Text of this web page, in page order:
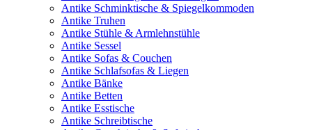
Antike Schminktische & Spiegelkommoden
Antike Truhen
Antike Stühle & Armlehnstühle
Antike Sessel
Antike Sofas & Couchen
Antike Schlafsofas & Liegen
Antike Bänke
Antike Betten
Antike Esstische
Antike Schreibtische